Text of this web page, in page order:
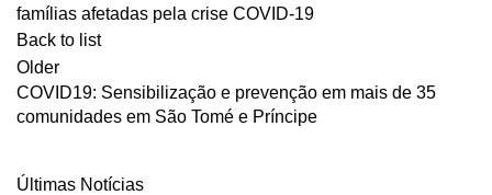
famílias afetadas pela crise COVID-19
Back to list
Older
COVID19: Sensibilização e prevenção em mais de 35
comunidades em São Tomé e Príncipe
Últimas Notícias